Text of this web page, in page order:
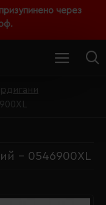
через
- 0546900XL